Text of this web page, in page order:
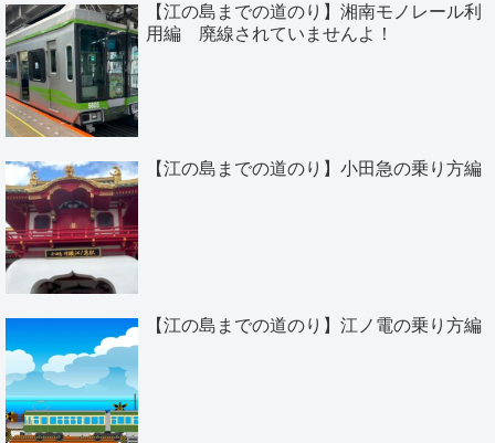
【江の島までの道のり】湘南モノレール利
用編 廃線されていませんよ！
【江の島までの道のり】小田急の乗り方編
【江の島までの道のり】江ノ電の乗り方編